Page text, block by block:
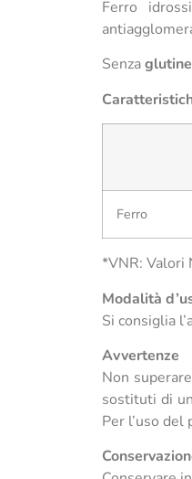
Ferro
Senzaglutine
Ferro
*VNR: Valori
Modalità
Si consiglia
Avvertenze
Non
sostituti di
Per l’uso